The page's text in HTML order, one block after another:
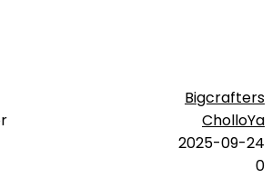
Bigcrafters
CholloYa
2025-09-24
0